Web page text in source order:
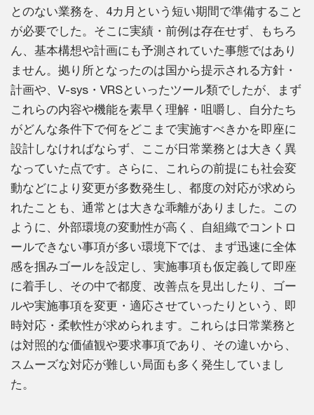
とのない業務を、4カ月という短い期間で準備すること
が必要でした。そこに実績・前例は存在せず、もちろ
ん、基本構想や計画にも予測されていた事態ではあり
ません。拠り所となったのは国から提示される方針・
計画や、V-sys・VRSといったツール類でしたが、まず
これらの内容や機能を素早く理解・咀嚼し、自分たち
がどんな条件下で何をどこまで実施すべきかを即座に
設計しなければならず、ここが日常業務とは大きく異
なっていた点です。さらに、これらの前提にも社会変
動などにより変更が多数発生し、都度の対応が求めら
れたことも、通常とは大きな乖離がありました。この
ように、外部環境の変動性が高く、自組織でコントロ
ールできない事項が多い環境下では、まず迅速に全体
感を掴みゴールを設定し、実施事項も仮定義して即座
に着手し、その中で都度、改善点を見出したり、ゴー
ルや実施事項を変更・適応させていったりという、即
時対応・柔軟性が求められます。これらは日常業務と
は対照的な価値観や要求事項であり、その違いから、
スムーズな対応が難しい局面も多く発生していまし
た。